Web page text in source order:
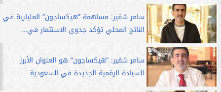
سامر شقير: مساهمة ”هيكساجون” المليارية في
الناتج المحلي تؤكد جدوى الاستثمار في...
سامر شقير: ”هيكساجون” هو العنوان الأبرز
للسيادة الرقمية الجديدة في السعودية